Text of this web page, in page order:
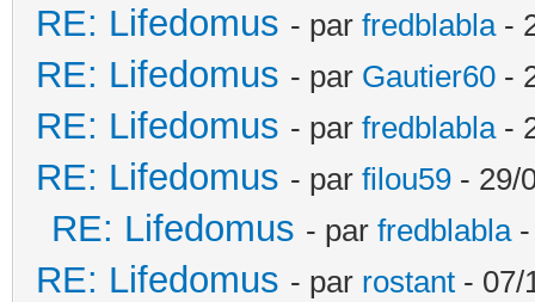
RE: Lifedomus - par fredblabla-
RE: Lifedomus - par Gautier60 -
RE: Lifedomus - par fredblabla-
RE: Lifedomus - par filou59 - 29/
RE: Lifedomus - par fredblabla-
RE: Lifedomus - par rostant - 07/